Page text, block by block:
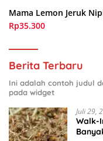
Mama Lemon Jeruk
Rp35.300
Berita Terbaru
Ini adalah contoh judul
pada widget
Juli 29,
Walk-